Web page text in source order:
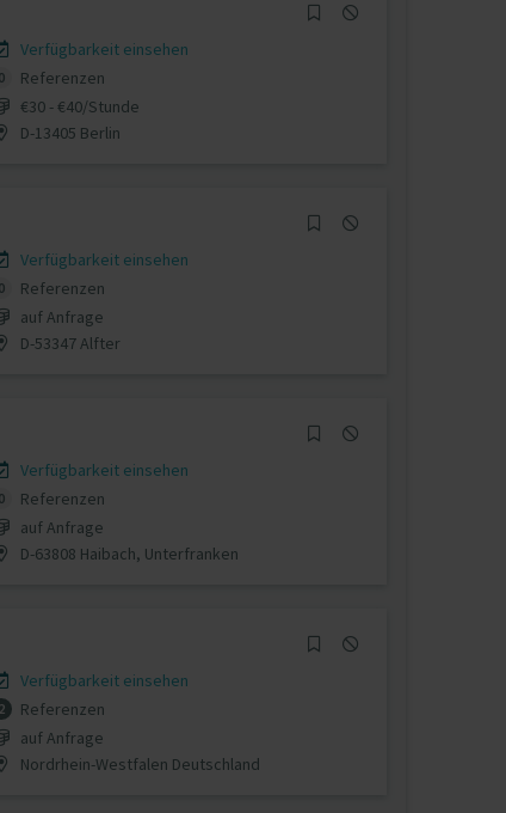
Verfügbarkeit einsehen
0
Referenzen
€30 - €40/Stunde
D-13405 Berlin
Verfügbarkeit einsehen
0
Referenzen
auf Anfrage
D-53347 Alfter
Verfügbarkeit einsehen
0
Referenzen
auf Anfrage
D-63808 Haibach, Unterfranken
Verfügbarkeit einsehen
2
Referenzen
auf Anfrage
Nordrhein-Westfalen Deutschland